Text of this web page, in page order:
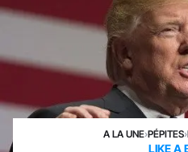
A LA UNE›PÉPITES›
LIKE A